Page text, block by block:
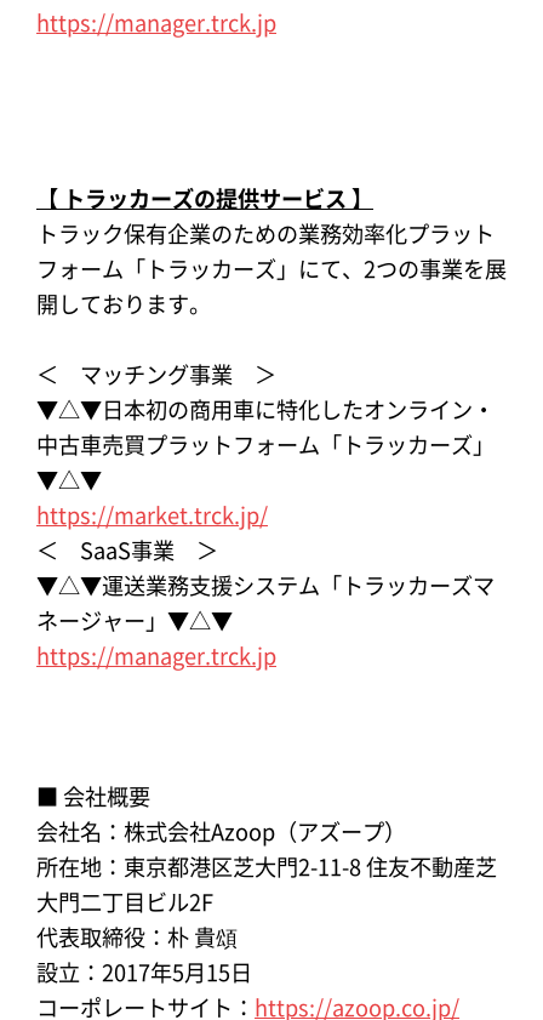
https://manager.trck.jp
【 トラッカーズの提供サービス 】
トラック保有企業のための業務効率化プラット
フォーム「トラッカーズ」にて、2つの事業を展
開しております。
＜ マッチング事業 ＞
▼△▼日本初の商用車に特化したオンライン・
中古車売買プラットフォーム「トラッカーズ」
▼△▼
https://market.trck.jp/
＜ SaaS事業 ＞
▼△▼運送業務支援システム「トラッカーズマ
ネージャー」▼△▼
https://manager.trck.jp
■ 会社概要
会社名：株式会社Azoop（アズープ）
所在地：東京都港区芝大門2-11-8 住友不動産芝
大門二丁目ビル2F
代表取締役：朴 貴頌
設立：2017年5月15日
コーポレートサイト： https://azoop.co.jp/